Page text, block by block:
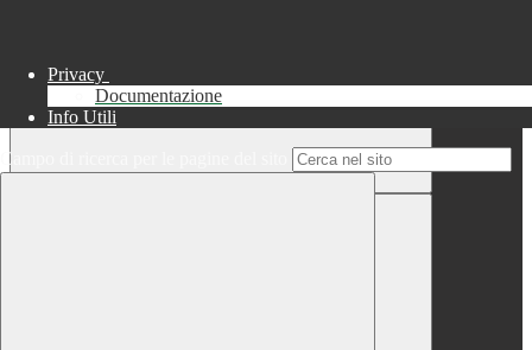
Privacy
Documentazione
Info Utili
Campo di ricerca per le pagine del sito